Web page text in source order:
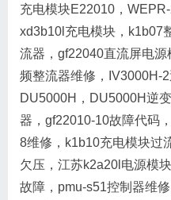
充电模块E22010，
xd3b10l充电模块，k1b07
流器，gf22040直流屏电
频整流器维修，IV3000H-
DU5000H，DU5000H逆
器，gf22010-10故障代码
8维修，k1b10充电模块过
欠压，江苏k2a20l电源模
故障，pmu-s51控制器维